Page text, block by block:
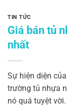
TIN TỨC
Giá bán tủ
nhất
Sự hiện diện
trường tủ nhựa
nó quá tuyệt